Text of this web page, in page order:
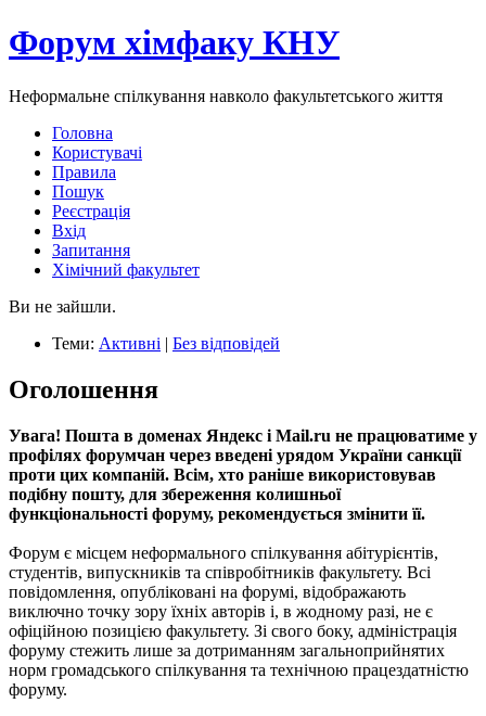
Форум хімфаку КНУ
Неформальне спілкування навколо факультетського життя
Головна
Користувачі
Правила
Пошук
Реєстрація
Вхід
Запитання
Хімічний факультет
Ви не зайшли.
Теми: Активні | Без відповідей
Оголошення
Увага! Пошта в доменах Яндекс і Mail.ru не працюватиме у
профілях форумчан через введені урядом України санкції
проти цих компаній. Всім, хто раніше використовував
подібну пошту, для збереження колишньої
функціональності форуму, рекомендується змінити її.
Форум є місцем неформального спілкування абітурієнтів,
студентів, випускників та співробітників факультету. Всі
повідомлення, опубліковані на форумі, відображають
виключно точку зору їхніх авторів і, в жодному разі, не є
офіційною позицією факультету. Зі свого боку, адміністрація
форуму стежить лише за дотриманням загальноприйнятих
норм громадського спілкування та технічною працездатністю
форуму.